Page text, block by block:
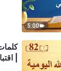
5:00
|